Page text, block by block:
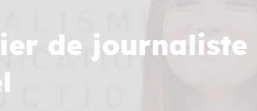
de journaliste